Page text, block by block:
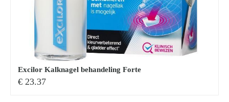
Excilor Kalknagel behandeling Forte
€ 23.37